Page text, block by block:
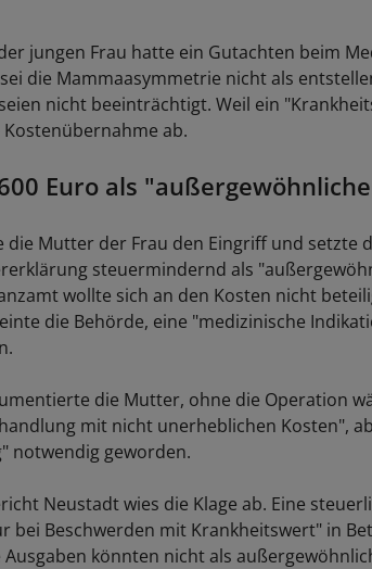
jungen Frau hatte ein Gutachten beim
die Mammaasymmetrie nicht als
nicht beeinträchtigt. Weil ein
Kostenübernahme ab.
Euro als
die Mutter der Frau den Eingriff und setzte
steuermindernd als
wollte sich an den Kosten nicht
die Behörde, eine "medizinische
die Mutter, ohne die Operation
mit nicht unerheblichen Kosten",
notwendig geworden.
Neustadt wies die Klage ab. Eine
bei Beschwerden mit Krankheitswert" in
könnten nicht als